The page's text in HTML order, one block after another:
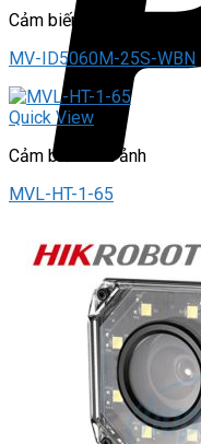
Cảm biến hình ảnh
MV-ID5060M-25S-WBN
Quick View
Cảm biến hình ảnh
MVL-HT-1-65